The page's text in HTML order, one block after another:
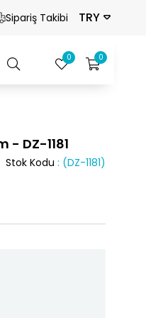
Sipariş Takibi TRY
0
0
- DZ-1181
(DZ-1181)
Stok Kodu